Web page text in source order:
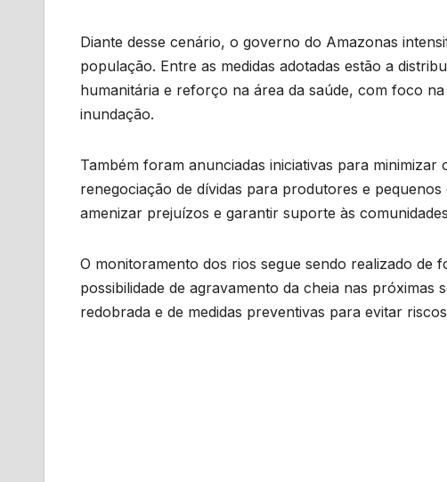
Diante desse cenário, o governo do Amazonas
população. Entre as medidas adotadas estão a
humanitária e reforço na área da saúde, com foco
inundação.
Também foram anunciadas iniciativas para
renegociação de dívidas para produtores e
amenizar prejuízos e garantir suporte às
O monitoramento dos rios segue sendo realizado de
possibilidade de agravamento da cheia nas próximas
redobrada e de medidas preventivas para evitar